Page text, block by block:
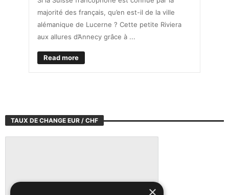
majorité des français, qu’en est-il de la ville
alémanique de Lucerne ? Cette petite Riviera
aux allures d’Annecy grâce à ...
Read more
TAUX DE CHANGE EUR / CHF